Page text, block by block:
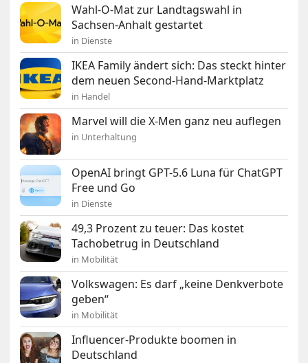
Wahl-O-Mat zur Landtagswahl in
Sachsen-Anhalt gestartet
in Dienste
IKEA Family ändert sich: Das steckt hinter
dem neuen Second-Hand-Marktplatz
in Handel
Marvel will die X-Men ganz neu auflegen
in Unterhaltung
OpenAI bringt GPT-5.6 Luna für ChatGPT
Free und Go
in Dienste
49,3 Prozent zu teuer: Das kostet
Tachobetrug in Deutschland
in Mobilität
Volkswagen: Es darf „keine Denkverbote
geben“
in Mobilität
Influencer-Produkte boomen in
Deutschland